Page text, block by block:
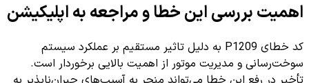
اهمیت بررسی این خطا و مراجعه به اپلیکیشن
کد خطای P1209 به دلیل تاثیر مستقیم بر عملکرد سیستم
سوخت‌رسانی و مدیریت موتور از اهمیت بالایی برخوردار است.